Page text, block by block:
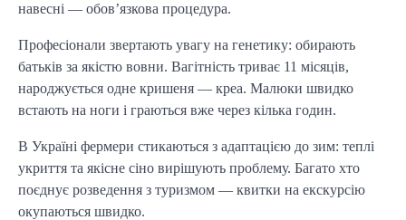
навесні — обов’язкова процедура.
Професіонали звертають увагу на генетику: обирають
батьків за якістю вовни. Вагітність триває 11 місяців,
народжується одне кришеня — креа. Малюки швидко
встають на ноги і граються вже через кілька годин.
В Україні фермери стикаються з адаптацією до зим: теплі
укриття та якісне сіно вирішують проблему. Багато хто
поєднує розведення з туризмом — квитки на екскурсію
окупаються швидко.